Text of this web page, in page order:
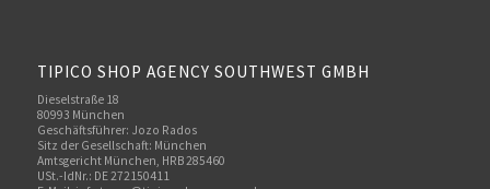
TIPICO SHOP AGENCY SOUTHWEST GMBH
Dieselstraße 18
80993 München
Geschäftsführer: Jozo Rados
Sitz der Gesellschaft: München
Amtsgericht München, HRB 285460
USt.-IdNr.: DE 272150411